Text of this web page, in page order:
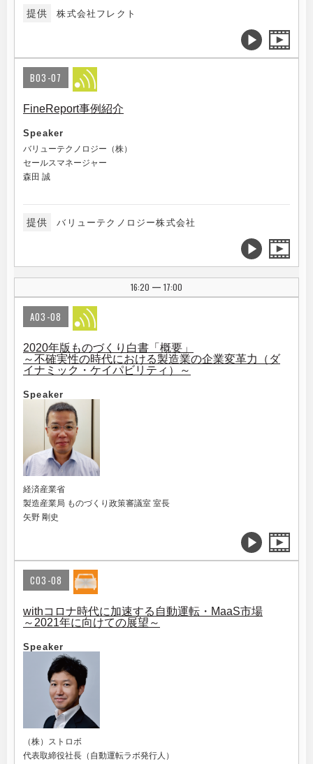
提供 株式会社フレクト
B03-07
FineReport事例紹介
Speaker
バリューテクノロジー（株）
セールスマネージャー
森田 誠
提供 バリューテクノロジー株式会社
16:20 | 17:00
A03-08
2020年版ものづくり白書「概要」
～不確実性の時代における製造業の企業変革力（ダ
イナミック・ケイパビリティ）～
Speaker
経済産業省
製造産業局 ものづくり政策審議室 室長
矢野 剛史
C03-08
withコロナ時代に加速する自動運転・MaaS市場
～2021年に向けての展望～
Speaker
（株）ストロボ
代表取締役社長（自動運転ラボ発行人）